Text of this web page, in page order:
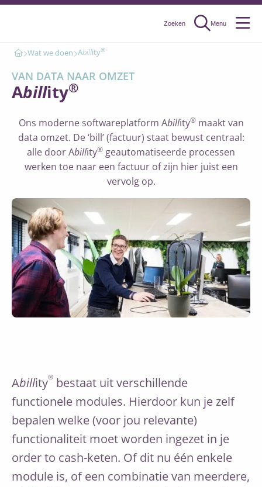
Zoeken
Menu
Wat we doen Abillity®
VAN DATA NAAR OMZET
Abillity®
Ons moderne softwareplatform Abillity®maakt van
data omzet. De ‘bill’ (factuur) staat bewust centraal:
alle door Abillity® geautomatiseerde processen
werken toe naar een factuur of zijn hier juist een
vervolg op.
Abillity® bestaat uit verschillende
functionele modules. Hierdoor kun je zelf
bepalen welke (voor jou relevante)
functionaliteit moet worden ingezet in je
order to cash-keten. Of dit nu één enkele
module is, of een combinatie van meerdere,